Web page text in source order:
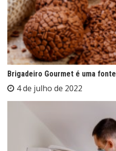
Brigadeiro Gourmet é uma
4 de julho de 2022